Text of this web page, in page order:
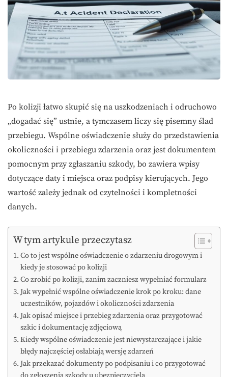
Po kolizji łatwo skupić się na uszkodzeniach i odruchowo
„dogadać się” ustnie, a tymczasem liczy się pisemny ślad
przebiegu. Wspólne oświadczenie służy do przedstawienia
okoliczności i przebiegu zdarzenia oraz jest dokumentem
pomocnym przy zgłaszaniu szkody, bo zawiera wpisy
dotyczące daty i miejsca oraz podpisy kierujących. Jego
wartość zależy jednak od czytelności i kompletności
danych.
W tym artykule przeczytasz
Co to jest wspólne oświadczenie o zdarzeniu drogowym i
kiedy je stosować po kolizji
Co zrobić po kolizji, zanim zaczniesz wypełniać formularz
Jak wypełnić wspólne oświadczenie krok po kroku: dane
uczestników, pojazdów i okoliczności zdarzenia
Jak opisać miejsce i przebieg zdarzenia oraz przygotować
szkic i dokumentację zdjęciową
Kiedy wspólne oświadczenie jest niewystarczające i jakie
błędy najczęściej osłabiają wersję zdarzeń
Jak przekazać dokumenty po podpisaniu i co przygotować